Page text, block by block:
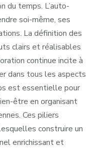
du temps. L’auto-
soi-même, ses
La définition des
clairs et réalisables
continue incite à
dans tous les aspects
est essentielle pour
être en organisant
Ces piliers
construire un
enrichissant et